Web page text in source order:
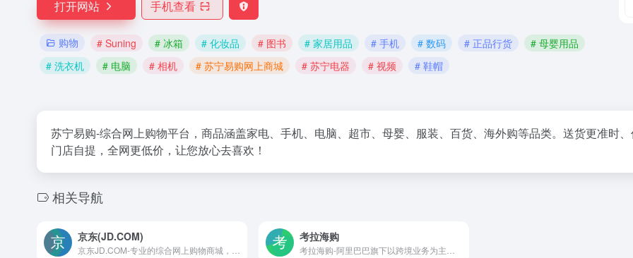
打开网站 手机查看
购物 # Suning # 冰箱 # 化妆品 # 图书 # 家居用品 # 手机 # 数码 # 正品行货
# 母婴用品
# 洗衣机
# 电脑 # 相机 # 苏宁易购网上商城 # 苏宁电器 # 视频 # 鞋帽
苏宁易购-综合网上购物平台，商品涵盖家电、手机、电脑、超市、母婴、服装、百货、海外购等品类。送货更准时
门店自提，全网更低价，让您放心去喜欢！
相关导航
京东(JD.COM) 考拉海购